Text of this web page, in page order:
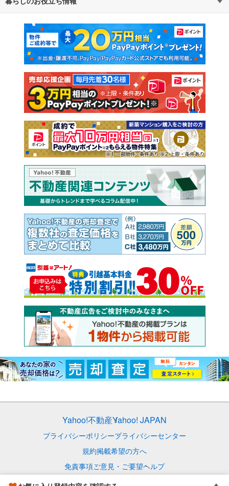
新築マンション 中古マンション
新築一戸建て 中古一戸建て
注文住宅 土地
売却査定
マンションカタログ 教えて！住まいの先生
Yahoo!不動産Yahoo! JAPAN
プライバシーポリシープライバシーセンター
規約掲載希望の方へ
免責事項ご意見・ご要望ヘルプ
© LY Corporation